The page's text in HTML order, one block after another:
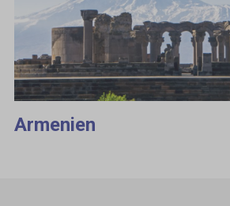
Armenien